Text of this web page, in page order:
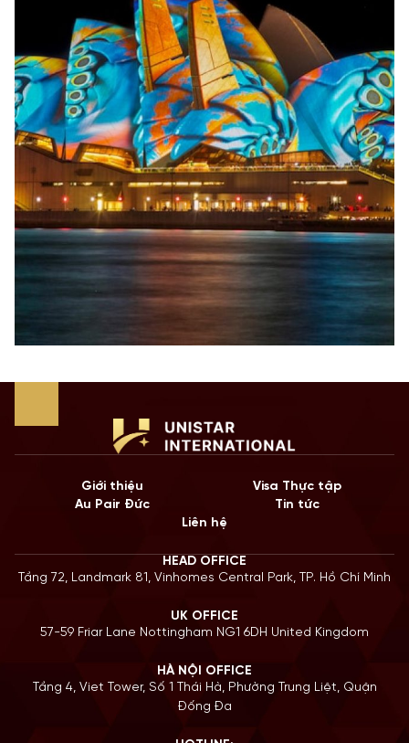
Giới thiệu
Visa Thực tập
Au Pair Đức
Tin tức
Liên hệ
HEAD OFFICE
Tầng 72, Landmark 81, Vinhomes Central Park, TP. Hồ Chí Minh
UK OFFICE
57-59 Friar Lane Nottingham NG1 6DH United Kingdom
HÀ NỘI OFFICE
Tầng 4, Viet Tower, Số 1 Thái Hà, Phường Trung Liệt, Quận
Đống Đa